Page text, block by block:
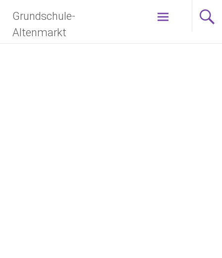
Grundschule-
Altenmarkt